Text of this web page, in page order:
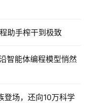
助手榨干到极致
智能体编程模型悄然
登场，还向10万科学